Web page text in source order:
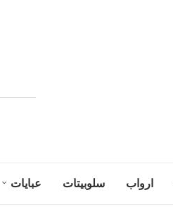
ارواب سلوبيتات عبايات